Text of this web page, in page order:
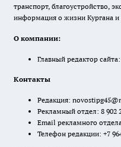
транспорт, благоустройство,
информация о жизни Кургана и
О компании:
Главный редактор
Контакты
Редакция:
Рекламный отдел: 8 902
Email рекламного
Телефон редакции: +7